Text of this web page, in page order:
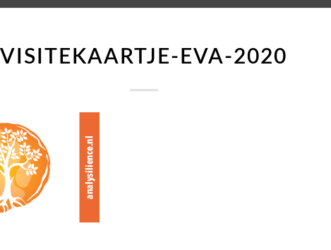
VISITEKAARTJE-EVA-2020